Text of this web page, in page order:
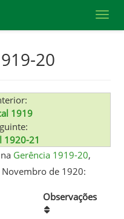
20
1919
1920-21
Gerência 1919-20,
de 1920:
Observações